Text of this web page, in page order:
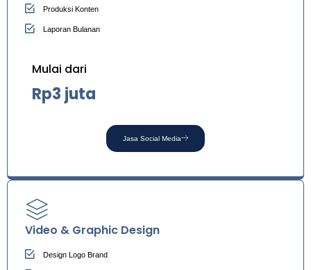
Produksi Konten
Laporan Bulanan
Mulai dari
Rp3 juta
Jasa Social Media
Video & Graphic Design
Design Logo Brand